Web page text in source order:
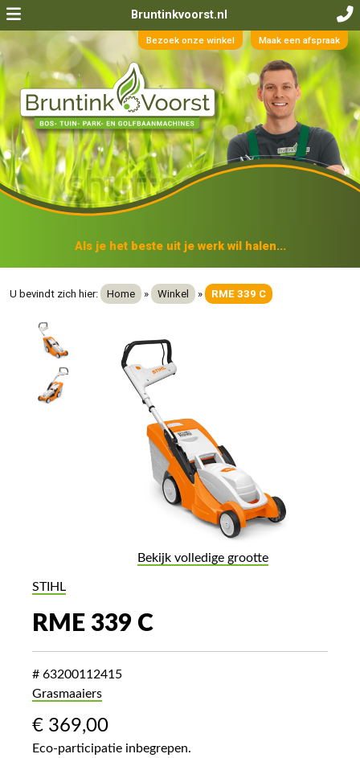
Bruntinkvoorst.nl
Bezoek onze winkel Maak een afspraak
Als je het beste uit je werk wil halen...
U bevindt zich hier: Home » Winkel » RME 339 C
Bekijk volledige grootte
STIHL
RME 339 C
# 63200112415
Grasmaaiers
€ 369,00
Eco-participatie inbegrepen.